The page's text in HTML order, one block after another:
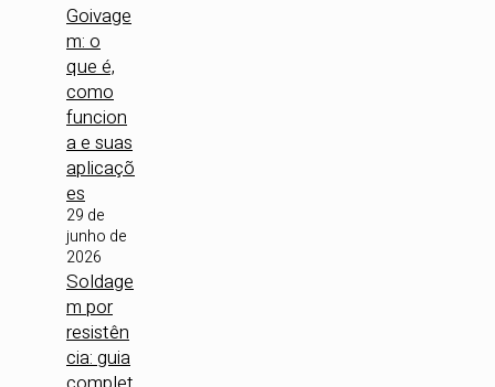
Goivage
m: o
que é,
como
funcion
a e suas
aplicaçõ
es
29 de
junho de
2026
Soldage
m por
resistên
cia: guia